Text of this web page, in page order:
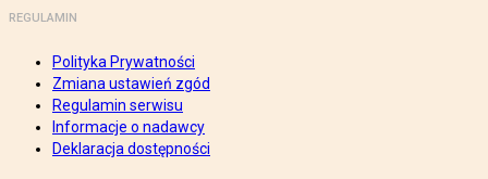
REGULAMIN
Polityka Prywatności
Zmiana ustawień zgód
Regulamin serwisu
Informacje o nadawcy
Deklaracja dostępności